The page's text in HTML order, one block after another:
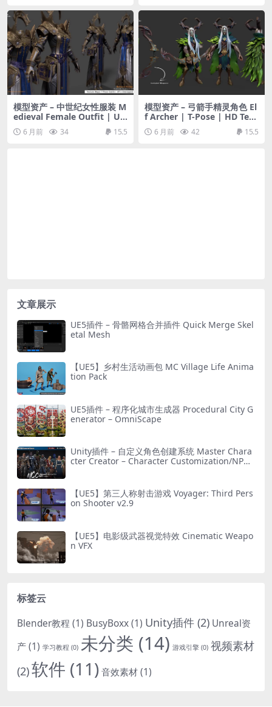
模型资产 – 中世纪女性服装 M
edieval Female Outfit | U
V’s | HD-Texture Maps
6 月前 34 15.5
模型资产 – 弓箭手精灵角色 El
f Archer | T-Pose | HD Text
ure Maps | weapons includ
ed6 月前 42 15.5
文章展示
UE5插件 – 骨骼网格合并插件 Quick Merge Skel
etal Mesh
【UE5】乡村生活动画包 MC Village Life Anima
tion Pack
UE5插件 – 程序化城市生成器 Procedural City G
enerator – OmniScape
Unity插件 – 自定义角色创建系统 Master Chara
cter Creator – Character Customization/NPC
【UE5】第三人称射击游戏 Voyager: Third Pers
on Shooter v2.9
【UE5】电影级武器视觉特效 Cinematic Weapo
n VFX
标签云
Blender教程 (1) BusyBoxx(1) Unity插件 (2) Unreal资
产(1) 学习教程 (0) 未分类 (14) 游戏引擎 (0) 视频素材
(2)软件 (11)音效素材(1)